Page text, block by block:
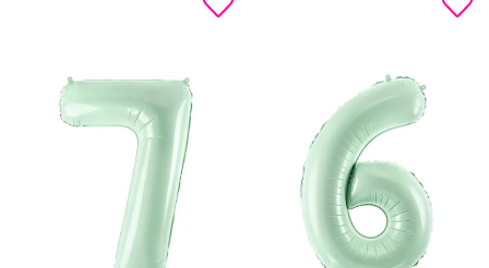
Lägg till i favoriter